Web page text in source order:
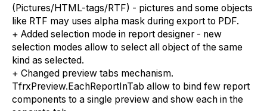
(Pictures/HTML-tags/RTF) - pictures and some objects
like RTF may uses alpha mask during export to PDF.
+ Added selection mode in report designer - new
selection modes allow to select all object of the same
kind as selected.
+ Changed preview tabs mechanism.
TfrxPreview.EachReportInTab allow to bind few report
components to a single preview and show each in the